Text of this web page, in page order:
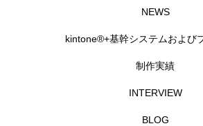
NEWS
kintone®+基幹システムおよび
制作実績
INTERVIEW
BLOG